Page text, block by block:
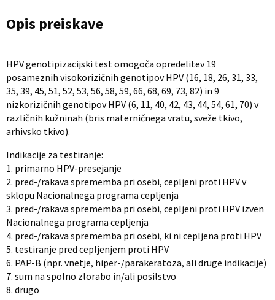
Opis preiskave
HPV genotipizacijski test omogoča opredelitev 19
posameznih visokorizičnih genotipov HPV (16, 18, 26, 31, 33,
35, 39, 45, 51, 52, 53, 56, 58, 59, 66, 68, 69, 73, 82) in 9
nizkorizičnih genotipov HPV (6, 11, 40, 42, 43, 44, 54, 61, 70) v
različnih kužninah (bris materničnega vratu, sveže tkivo,
arhivsko tkivo).
Indikacije za testiranje:
1. primarno HPV-presejanje
2. pred-/rakava sprememba pri osebi, cepljeni proti HPV v
sklopu Nacionalnega programa cepljenja
3. pred-/rakava sprememba pri osebi, cepljeni proti HPV izven
Nacionalnega programa cepljenja
4. pred-/rakava sprememba pri osebi, ki ni cepljena proti HPV
5. testiranje pred cepljenjem proti HPV
6. PAP-B (npr. vnetje, hiper-/parakeratoza, ali druge indikacije)
7. sum na spolno zlorabo in/ali posilstvo
8. drugo